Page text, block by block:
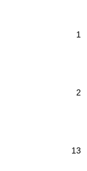
1
2
13